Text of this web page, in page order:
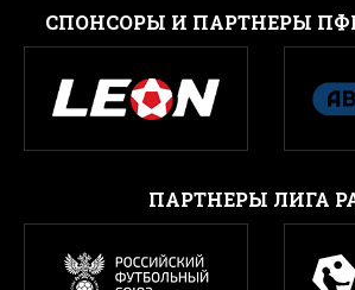
CПОНСОРЫ И ПАРТНЕРЫ
ПАРТНЕРЫ ЛИГА